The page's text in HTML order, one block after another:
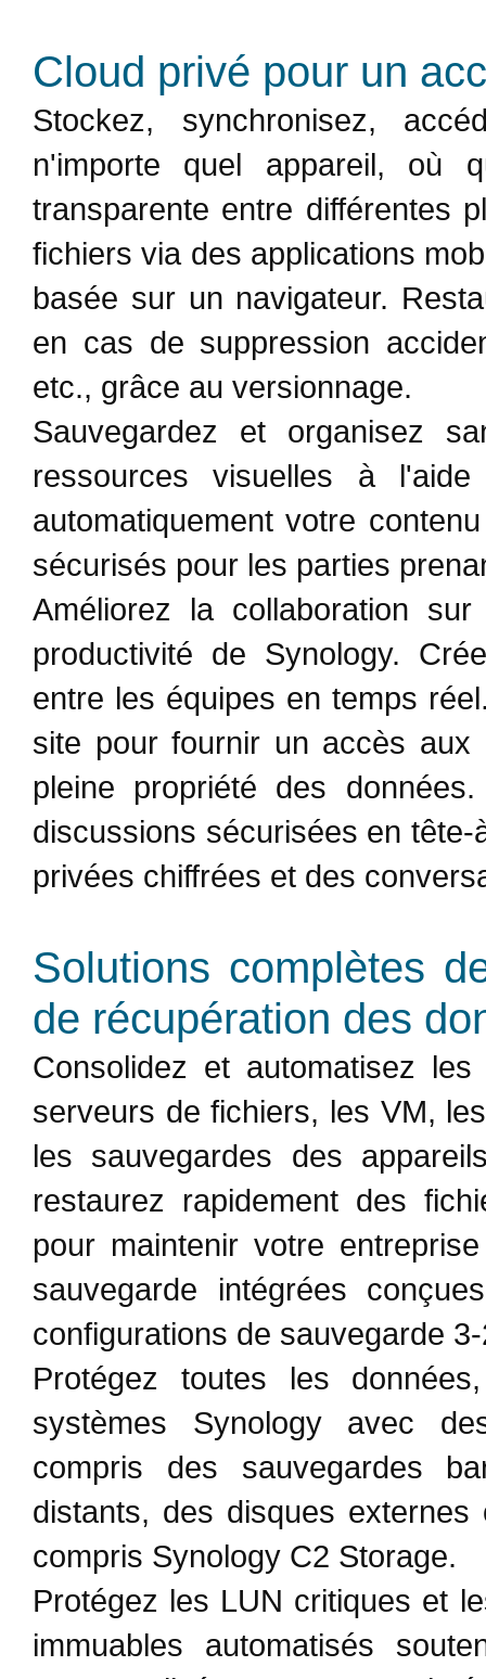
Cloud privé pour un
Stockez, synchronisez,
n'importe quel appareil, où
transparente entre différentes
fichiers via des applications
basée sur un navigateur.
en cas de suppression
etc., grâce au versionnage.
Sauvegardez et organisez
ressources visuelles à
automatiquement votre
sécurisés pour les parties
Améliorez la collaboration
productivité de Synology.
entre les équipes en temps
site pour fournir un accès
pleine propriété des
discussions sécurisées en
privées chiffrées et des
Solutions complètes
de récupération des
Consolidez et automatisez
serveurs de fichiers, les VM,
les sauvegardes des
restaurez rapidement des
pour maintenir votre
sauvegarde intégrées
configurations de sauvegarde
Protégez toutes les
systèmes Synology avec
compris des sauvegardes
distants, des disques
compris Synology C2 Storage.
Protégez les LUN critiques et
immuables automatisés